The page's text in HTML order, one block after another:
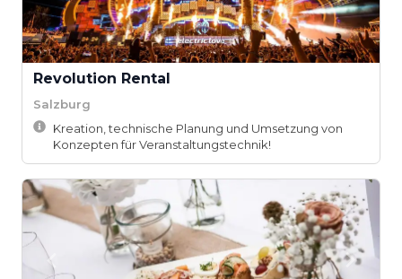
Revolution Rental
Salzburg
Kreation, technische Planung und Umsetzung von
Konzepten für Veranstaltungstechnik!